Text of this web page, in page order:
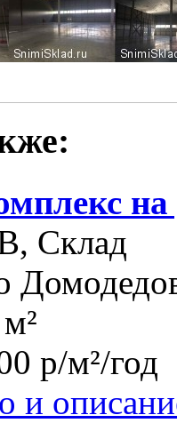
Склад
р/м²/год
и